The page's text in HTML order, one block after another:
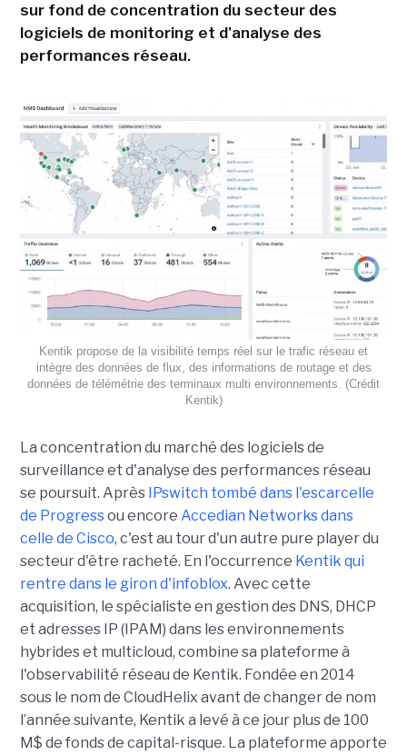
sur fond de concentration du secteur des
logiciels de monitoring et d'analyse des
performances réseau.
Kentik propose de la visibilité temps réel sur le trafic réseau et
intègre des données de flux, des informations de routage et des
données de télémétrie des terminaux multi environnements. (Crédit
Kentik)
La concentration du marché des logiciels de
surveillance et d'analyse des performances réseau
se poursuit. Après IPswitch tombé dans l'escarcelle
de Progressou encore Accedian Networks dans
celle de Cisco, c'est au tour d'un autre pure player du
secteur d'être racheté. En l'occurrence Kentik qui
rentre dans le giron d'infoblox. Avec cette
acquisition, le spécialiste en gestion des DNS, DHCP
et adresses IP (IPAM) dans les environnements
hybrides et multicloud, combine sa plateforme à
l'observabilité réseau de Kentik. Fondée en 2014
sous le nom de CloudHelix avant de changer de nom
l’année suivante, Kentik a levé à ce jour plus de 100
M$ de fonds de capital-risque. La plateforme apporte